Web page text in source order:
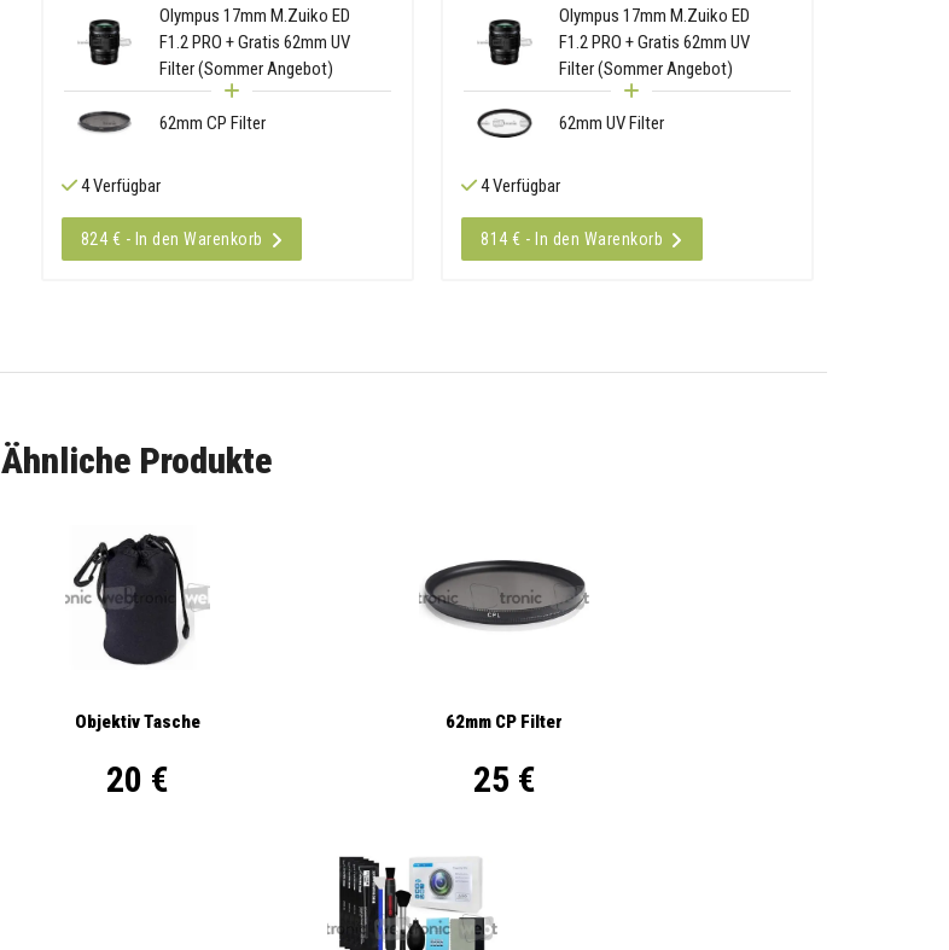
Olympus 17mm M.Zuiko ED
F1.2 PRO + Gratis 62mm UV
Filter (Sommer Angebot)
62mm CP Filter
4 Verfügbar
824 € - In den Warenkorb
Olympus 17mm M.Zuiko ED
F1.2 PRO + Gratis 62mm UV
Filter (Sommer Angebot)
62mm UV Filter
4 Verfügbar
814 € - In den Warenkorb
Ähnliche Produkte
Objektiv Tasche
20 €
62mm CP Filter
25 €